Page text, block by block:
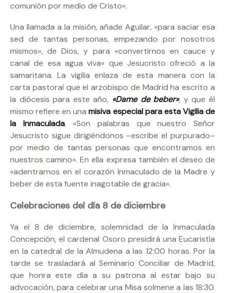
comunión por medio de Cristo».
Una llamada a la misión, añade Aguilar, «para saciar esa
sed de tantas personas, empezando por nosotros
mismos», de Dios, y para «convertirnos en cauce y
canal de esa agua viva» que Jesucristo ofreció a la
samaritana. La vigilia enlaza de esta manera con la
carta pastoral que el arzobispo de Madrid ha escrito a
la diócesis para este año, «Dame de beber», y que él
mismo refiere en unamisiva especial para esta Vigilia de
la Inmaculada. «Son palabras que nuestro Señor
Jesucristo sigue dirigiéndonos –escribe el purpurado–
por medio de tantas personas que encontramos en
nuestros camino». En ella expresa también el deseo de
«adentrarnos en el corazón lnmaculado de la Madre y
beber de esta fuente inagotable de gracia».
Celebraciones del día 8 de diciembre
Ya el 8 de diciembre, solemnidad de la Inmaculada
Concepción, el cardenal Osoro presidirá una Eucaristía
en la catedral de la Almudena a las 12:00 horas. Por la
tarde se trasladará al Seminario Conciliar de Madrid,
que honra este día a su patrona al estar bajo su
advocación, para celebrar una Misa solmene a las 18:30.